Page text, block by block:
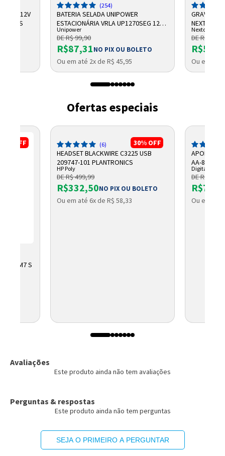
12V
(254)
BATERIA SELADA UNIPOWER
ESTACIONÁRIA VRLA UP1270SEG 12V
7AH F187
Unipower
DE R$ 99,90
R$87,31NO PIX OU BOLETO
Ou em até 2x de R$ 45,95
NEXTTECH
Nextcall
DE R$
Ou em até
Ofertas especiais
OFF
HD IM7 S
30% OFF
(6)
HEADSET BLACKWIRE C3225 USB
209747-101 PLANTRONICS
HP Poly
DE R$ 499,99
R$332,50NO PIX OU BOLETO
Ou em até 6x de R$ 58,33
APOIO
AA-805
Digitador
DE R$
Ou em até
Avaliações
Este produto ainda não tem avaliações
Perguntas & respostas
Este produto ainda não tem perguntas
SEJA O PRIMEIRO A PERGUNTAR